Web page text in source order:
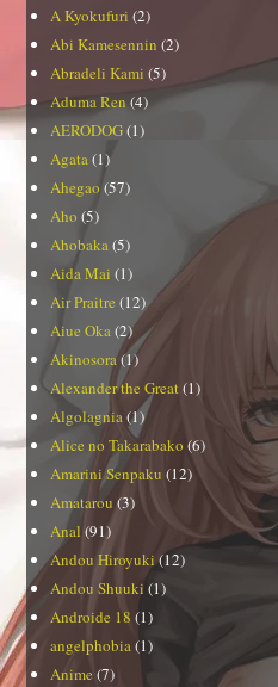
A Kyokufuri (2)
Abi Kamesennin (2)
Abradeli Kami (5)
Aduma Ren(4)
AERODOG(1)
Agata(1)
Ahegao (57)
Aho (5)
Ahobaka(5)
Aida Mai (1)
Air Praitre (12)
Aiue Oka(2)
Akinosora(1)
Alexander the Great (1)
Algolagnia(1)
Alice no Takarabako (6)
Amarini Senpaku (12)
Amatarou (3)
Anal (91)
Andou Hiroyuki(12)
Andou Shuuki (1)
Androide 18 (1)
angelphobia(1)
Anime (7)